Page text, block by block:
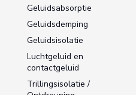
Geluidsabsorptie
Geluidsdemping
Geluidsisolatie
Luchtgeluid en
contactgeluid
Trillingsisolatie /